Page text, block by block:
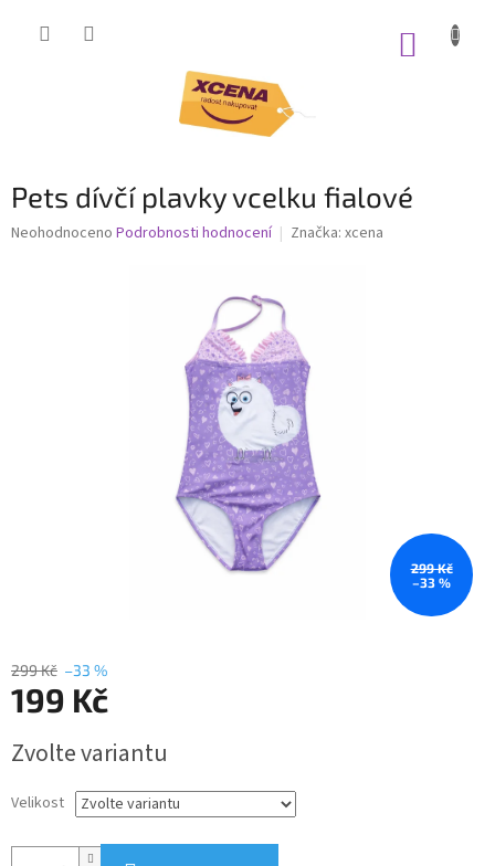
Pets dívčí plavky vcelku fialové
Průměrné
Neohodnoceno Podrobnosti hodnocení Značka: xcena
299 Kč
–33 %
299 Kč –33 %
199 Kč
cena:
Zvolte variantu
Velikost